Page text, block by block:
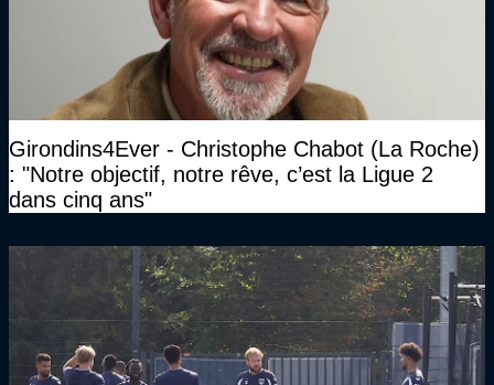
Girondins4Ever - Christophe Chabot (La Roche)
: "Notre objectif, notre rêve, c’est la Ligue 2
dans cinq ans"